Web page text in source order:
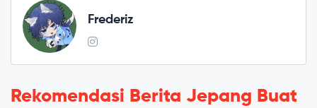
Frederiz
Rekomendasi Berita Jepang Buat